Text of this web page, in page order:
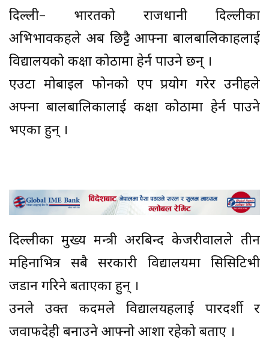
दिल्ली– भारतको राजधानी दिल्लीका
अभिभावकहरूले अब छिट्टै आफ्ना बालबालिकाहरूलाई
विद्यालयको कक्षा कोठामा हेर्न पाउने छन् ।
एउटा मोबाइल फोनको एप प्रयोग गरेर उनीहरूले
अफ्ना बालबालिकालाई कक्षा कोठामा हेर्न पाउने
भएका हुन् ।
दिल्लीका मुख्य मन्त्री अरबिन्द केजरीवालले तीन
महिनाभित्र सबै सरकारी विद्यालयमा सिसिटिभी
जडान गरिने बताएका हुन् ।
उनले उक्त कदमले विद्यालयहरूलाई पारदर्शी र
जवाफदेही बनाउने आफ्नो आशा रहेको बताए ।